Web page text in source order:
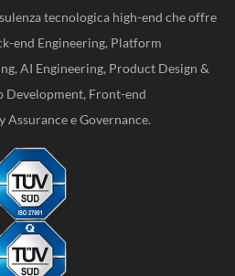
tecnologica high-end che offre
end Engineering, Platform
AI Engineering, Product Design &
Development, Front-end
Assurance e Governance.